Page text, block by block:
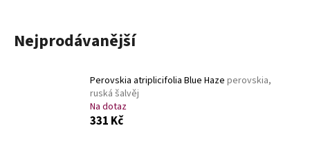
Nejprodávanější
Perovskia atriplicifolia Blue Haze perovskia,
ruská šalvěj
Na dotaz
331 Kč
j